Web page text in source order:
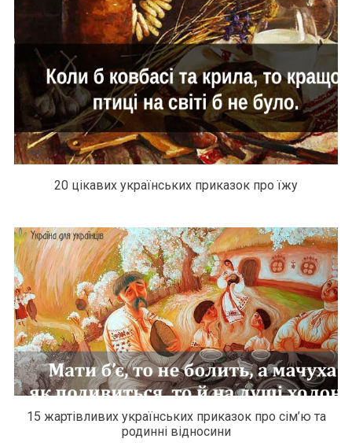
20 цікавих українських приказок про їжу
15 жартівливих українських приказок про сім’ю та
родинні відносини